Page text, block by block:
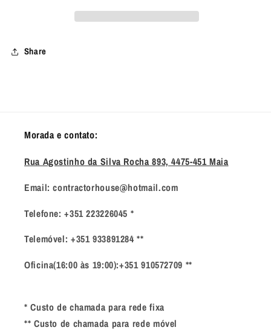
Share
Morada e contato:
Rua Agostinho da Silva Rocha 893, 4475-451 Maia
Email: contractorhouse@hotmail.com
Telefone: +351 223226045 *
Telemóvel: +351 933891284 **
Oficina(16:00 às 19:00):+351 910572709 **
* Custo de chamada para rede fixa
** Custo de chamada para rede móvel